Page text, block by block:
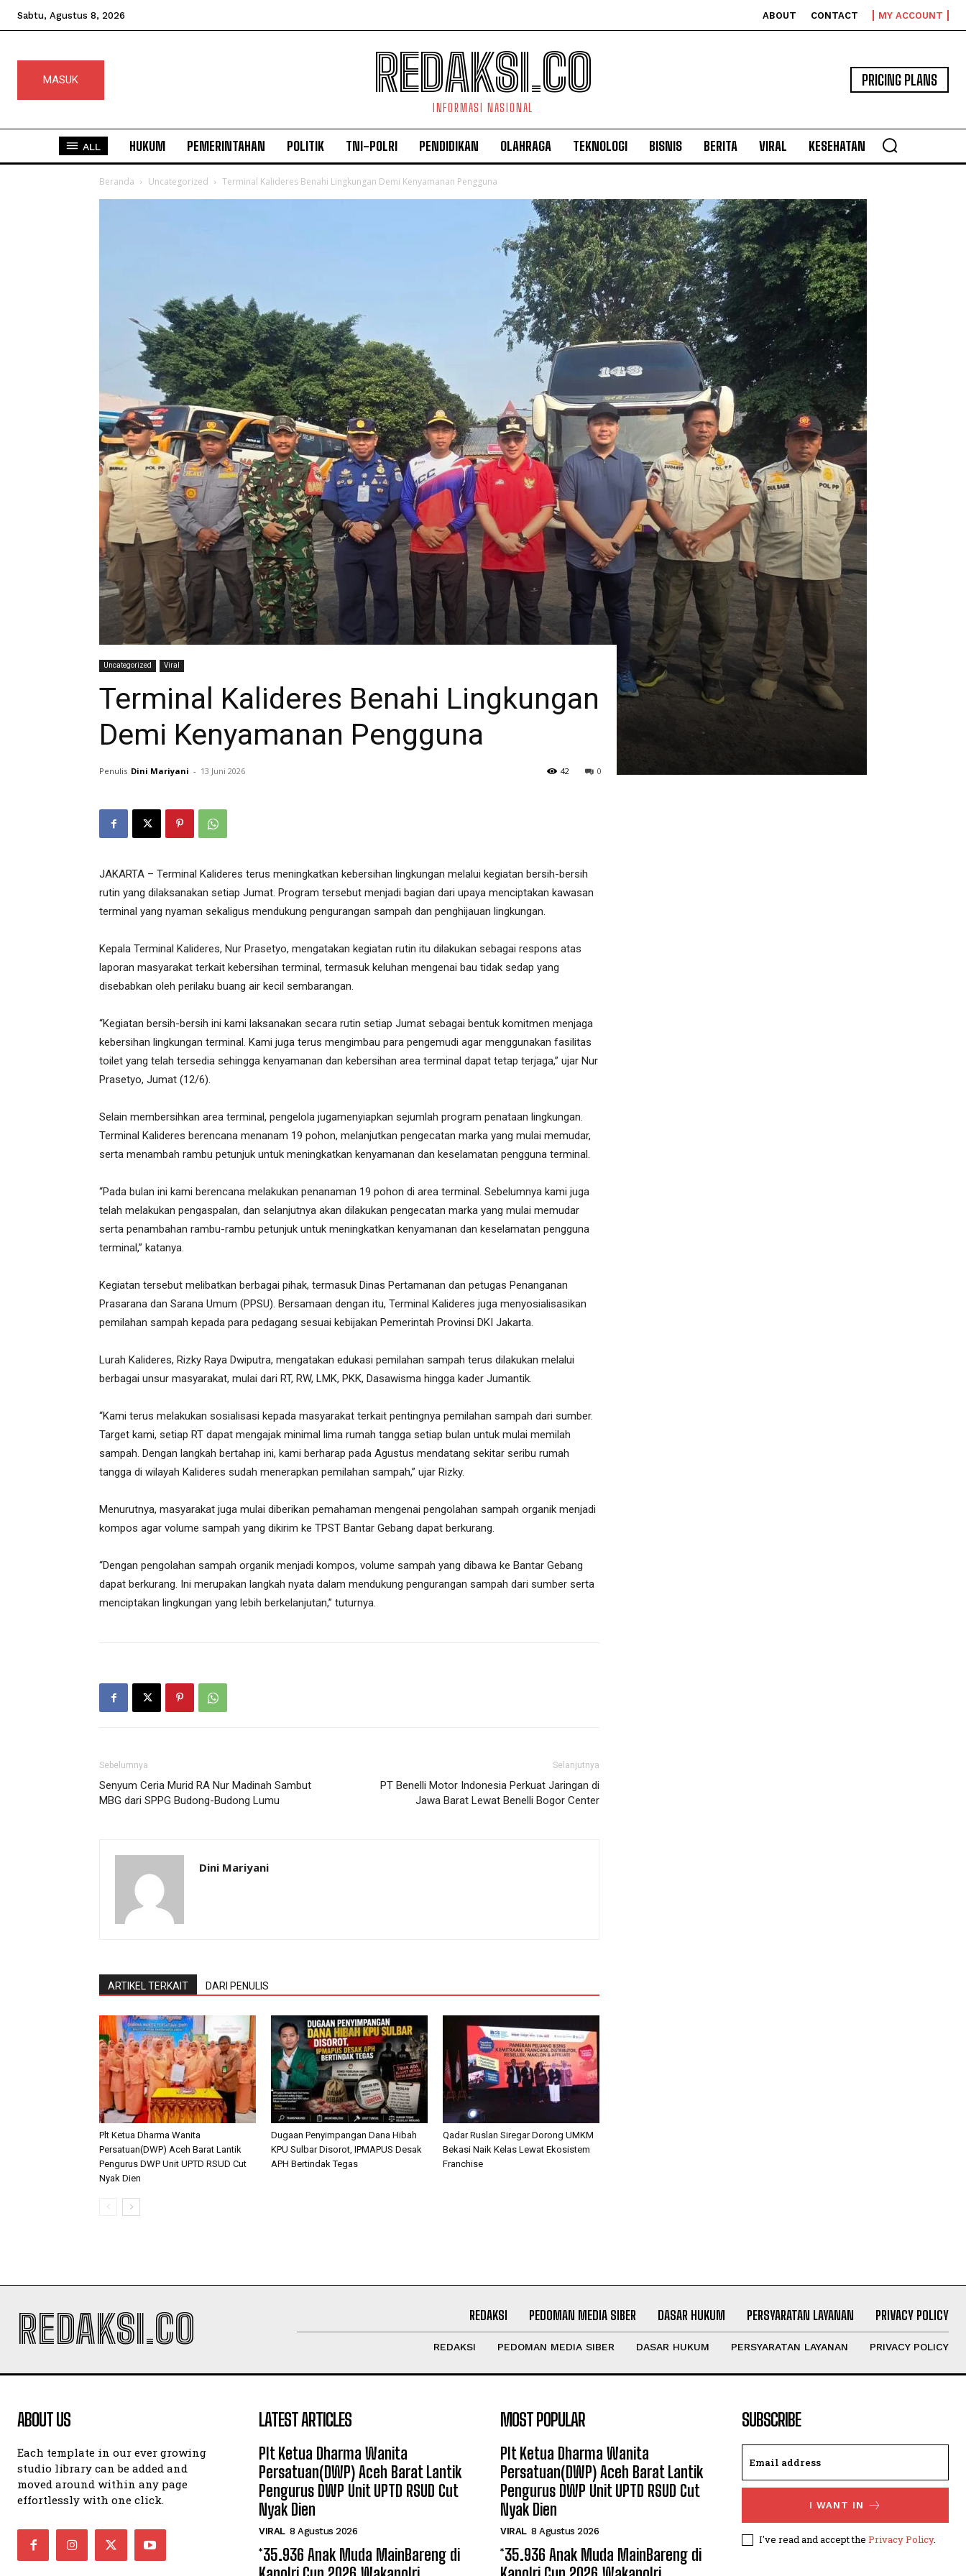
Sabtu, Agustus 8, 2026 ABOUT CONTACT MY ACCOUNT
MASUK REDAKSI.CO
INFORMASI NASIONAL
PRICING PLANS
ALL HUKUM PEMERINTAHAN POLITIK TNI-POLRI PENDIDIKAN OLAHRAGA TEKNOLOGI BISNIS BERITA VIRAL KESEHATAN
Beranda Uncategorized Terminal Kalideres Benahi Lingkungan Demi Kenyamanan Pengguna
Uncategorized Viral
Terminal Kalideres Benahi Lingkungan
Demi Kenyamanan Pengguna
Penulis Dini Mariyani - 13 Juni 2026 0
42
JAKARTA – Terminal Kalideres terus meningkatkan kebersihan lingkungan melalui kegiatan bersih-bersih
rutin yang dilaksanakan setiap Jumat. Program tersebut menjadi bagian dari upaya menciptakan kawasan
terminal yang nyaman sekaligus mendukung pengurangan sampah dan penghijauan lingkungan.
Kepala Terminal Kalideres, Nur Prasetyo, mengatakan kegiatan rutin itu dilakukan sebagai respons atas
laporan masyarakat terkait kebersihan terminal, termasuk keluhan mengenai bau tidak sedap yang
disebabkan oleh perilaku buang air kecil sembarangan.
“Kegiatan bersih-bersih ini kami laksanakan secara rutin setiap Jumat sebagai bentuk komitmen menjaga
kebersihan lingkungan terminal. Kami juga terus mengimbau para pengemudi agar menggunakan fasilitas
toilet yang telah tersedia sehingga kenyamanan dan kebersihan area terminal dapat tetap terjaga,” ujar Nur
Prasetyo, Jumat (12/6).
Selain membersihkan area terminal, pengelola jugamenyiapkan sejumlah program penataan lingkungan.
Terminal Kalideres berencana menanam 19 pohon, melanjutkan pengecatan marka yang mulai memudar,
serta menambah rambu petunjuk untuk meningkatkan kenyamanan dan keselamatan pengguna terminal.
“Pada bulan ini kami berencana melakukan penanaman 19 pohon di area terminal. Sebelumnya kami juga
telah melakukan pengaspalan, dan selanjutnya akan dilakukan pengecatan marka yang mulai memudar
serta penambahan rambu-rambu petunjuk untuk meningkatkan kenyamanan dan keselamatan pengguna
terminal,” katanya.
Kegiatan tersebut melibatkan berbagai pihak, termasuk Dinas Pertamanan dan petugas Penanganan
Prasarana dan Sarana Umum (PPSU). Bersamaan dengan itu, Terminal Kalideres juga menyosialisasikan
pemilahan sampah kepada para pedagang sesuai kebijakan Pemerintah Provinsi DKI Jakarta.
Lurah Kalideres, Rizky Raya Dwiputra, mengatakan edukasi pemilahan sampah terus dilakukan melalui
berbagai unsur masyarakat, mulai dari RT, RW, LMK, PKK, Dasawisma hingga kader Jumantik.
“Kami terus melakukan sosialisasi kepada masyarakat terkait pentingnya pemilahan sampah dari sumber.
Target kami, setiap RT dapat mengajak minimal lima rumah tangga setiap bulan untuk mulai memilah
sampah. Dengan langkah bertahap ini, kami berharap pada Agustus mendatang sekitar seribu rumah
tangga di wilayah Kalideres sudah menerapkan pemilahan sampah,” ujar Rizky.
Menurutnya, masyarakat juga mulai diberikan pemahaman mengenai pengolahan sampah organik menjadi
kompos agar volume sampah yang dikirim ke TPST Bantar Gebang dapat berkurang.
“Dengan pengolahan sampah organik menjadi kompos, volume sampah yang dibawa ke Bantar Gebang
dapat berkurang. Ini merupakan langkah nyata dalam mendukung pengurangan sampah dari sumber serta
menciptakan lingkungan yang lebih berkelanjutan,” tuturnya.
Sebelumnya
Senyum Ceria Murid RA Nur Madinah Sambut
MBG dari SPPG Budong-Budong Lumu
Selanjutnya
PT Benelli Motor Indonesia Perkuat Jaringan di
Jawa Barat Lewat Benelli Bogor Center
Dini Mariyani
ARTIKEL TERKAIT DARI PENULIS
Plt Ketua Dharma Wanita
Persatuan(DWP) Aceh Barat Lantik
Pengurus DWP Unit UPTD RSUD Cut
Nyak Dien
Dugaan Penyimpangan Dana Hibah
KPU Sulbar Disorot, IPMAPUS Desak
APH Bertindak Tegas
Qadar Ruslan Siregar Dorong UMKM
Bekasi Naik Kelas Lewat Ekosistem
Franchise
REDAKSI.CO REDAKSI PEDOMAN MEDIA SIBER DASAR HUKUM PERSYARATAN LAYANAN PRIVACY POLICY
REDAKSI PEDOMAN MEDIA SIBER DASAR HUKUM PERSYARATAN LAYANAN PRIVACY POLICY
ABOUT US
Each template in our ever growing
studio library can be added and
moved around within any page
effortlessly with one click.
LATEST ARTICLES
Plt Ketua Dharma Wanita
Persatuan(DWP) Aceh Barat Lantik
Pengurus DWP Unit UPTD RSUD Cut
Nyak Dien
VIRAL 8 Agustus 2026
*35.936 Anak Muda MainBareng di
MOST POPULAR
Plt Ketua Dharma Wanita
Persatuan(DWP) Aceh Barat Lantik
Pengurus DWP Unit UPTD RSUD Cut
Nyak Dien
VIRAL 8 Agustus 2026
*35.936 Anak Muda MainBareng di
SUBSCRIBE
I WANT IN
I've read and accept the Privacy Policy.